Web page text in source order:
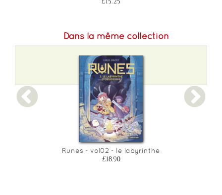
Dans la même collection
Runes - vol02 - le labyrinthe
£18.90